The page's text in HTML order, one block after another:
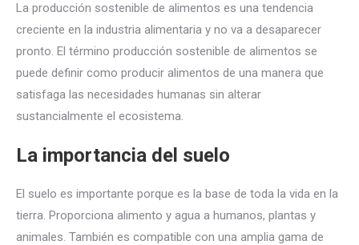
La producción sostenible de alimentos es una tendencia
creciente en la industria alimentaria y no va a desaparecer
pronto. El término producción sostenible de alimentos se
puede definir como producir alimentos de una manera que
satisfaga las necesidades humanas sin alterar
sustancialmente el ecosistema.
La importancia del suelo
El suelo es importante porque es la base de toda la vida en la
tierra. Proporciona alimento y agua a humanos, plantas y
animales. También es compatible con una amplia gama de